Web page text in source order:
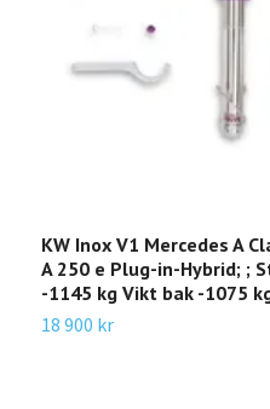
KW Inox V1 Mercedes A
A 250 e Plug-in-Hybrid; ;
-1145 kg Vikt bak -1075
18 900 kr